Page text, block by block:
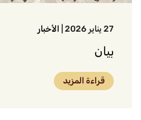
27 يناير 2026 الأخبار
بيان
قراءة المزيد